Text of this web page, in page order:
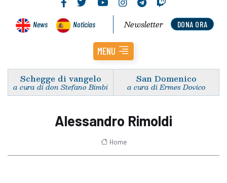
News Noticias DONA ORA
Newsletter
MENU
Schegge di vangelo
a cura di don Stefano Bimbi
San Domenico
a cura di Ermes Dovico
Alessandro Rimoldi
Home